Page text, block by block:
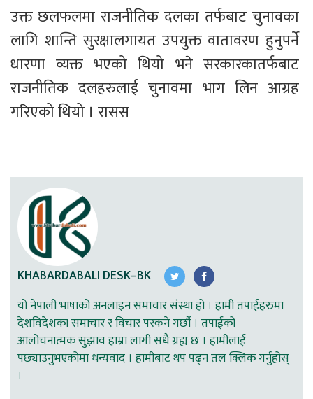
उक्त छलफलमा राजनीतिक दलका तर्फबाट चुनावका
लागि शान्ति सुरक्षालगायत उपयुक्त वातावरण हुनुपर्ने
धारणा व्यक्त भएको थियो भने सरकारकातर्फबाट
राजनीतिक दलहरुलाई चुनावमा भाग लिन आग्रह
गरिएको थियो । रासस
KHABARDABALI DESK–BK
यो नेपाली भाषाको अनलाइन समाचार संस्था हो । हामी तपाईहरुमा
देशविदेशका समाचार र विचार पस्कने गर्छौ । तपाईको
आलोचनात्मक सुझाव हाम्रा लागी सधै ग्रह्य छ । हामीलाई
पछ्याउनुभएकोमा धन्यवाद । हामीबाट थप पढ्न तल क्लिक गर्नुहोस्
।